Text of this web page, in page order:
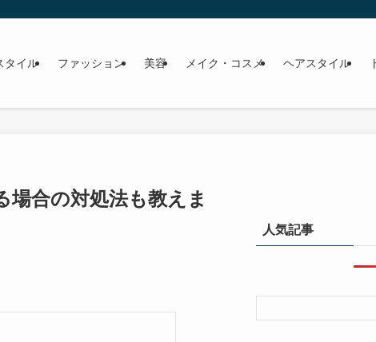
タイル ファッション 美容 メイク・コスメ ヘアスタイル
合の対処法も教えま
人気記事